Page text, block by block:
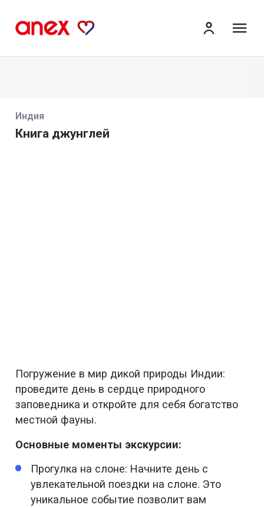
Индия
Книга джунглей
Погружение в мир дикой природы Индии:
проведите день в сердце природного
заповедника и откройте для себя богатство
местной фауны.
Основные моменты экскурсии:
Прогулка на слоне: Начните день с
увлекательной поездки на слоне. Это
уникальное событие позволит вам